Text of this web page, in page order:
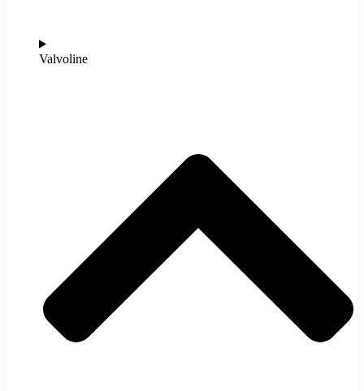
Valvoline